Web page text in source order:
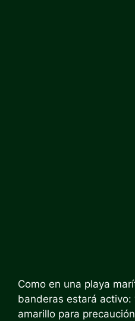
Como en una playa
banderas estará
amarillo para